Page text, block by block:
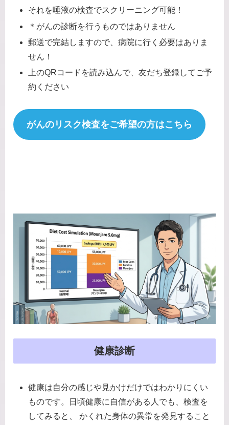
それを唾液の検査でスクリーニング可能！
＊がんの診断を行うものではありません
郵送で完結しますので、病院に行く必要はありま
せん！
上のQRコードを読み込んで、友だち登録してご予
約ください
がんのリスク検査をご希望の方はこちら
健康診断
健康は自分の感じや見かけだけではわかりにくい
ものです。日頃健康に自信がある人でも、検査を
してみると、 かくれた身体の異常を発見すること